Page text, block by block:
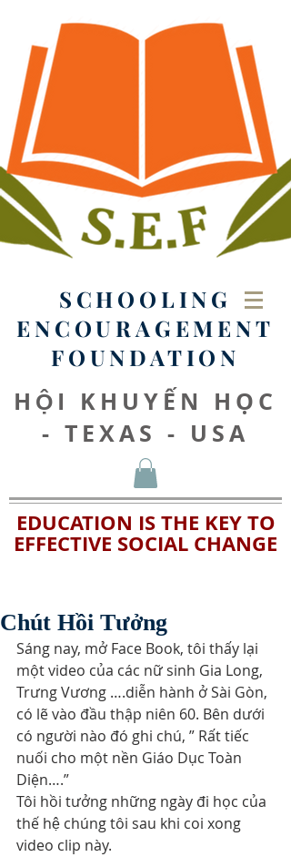
SCHOOLING
ENCOURAGEMENT
FOUNDATION
HỘI KHUYẾN HỌC
- TEXAS - USA
EDUCATION IS THE KEY TO
EFFECTIVE SOCIAL CHANGE
Chút Hồi Tưởng
Sáng nay, mở Face Book, tôi thấy lại
một video của các nữ sinh Gia Long,
Trưng Vương ….diễn hành ở Sài Gòn,
có lẽ vào đầu thập niên 60. Bên dưới
có người nào đó ghi chú, ” Rất tiếc
nuối cho một nền Giáo Dục Toàn
Diện….”
Tôi hồi tưởng những ngày đi học của
thế hệ chúng tôi sau khi coi xong
video clip này.